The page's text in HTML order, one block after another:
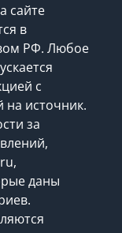
сайте
в
РФ. Любое
с
на источник.
за
даны